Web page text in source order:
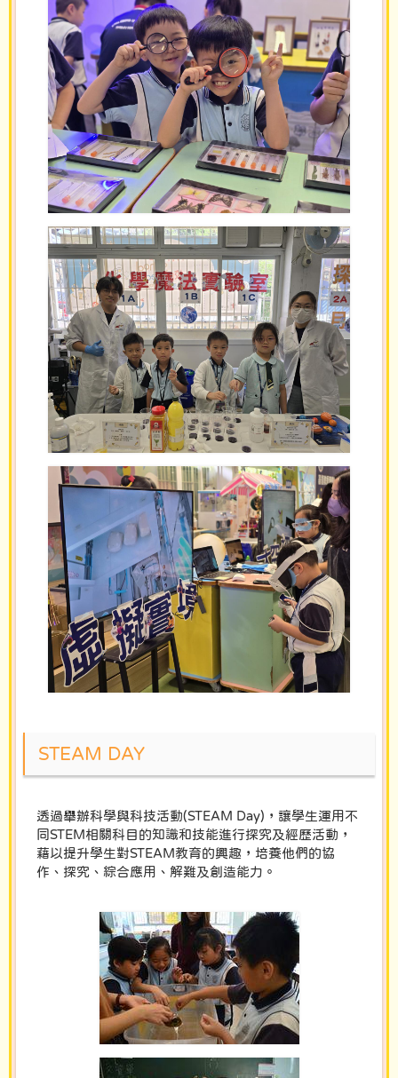
STEAM DAY
透過舉辦科學與科技活動(STEAM Day)，讓學生運用不
同STEM相關科目的知識和技能進行探究及經歷活動，
藉以提升學生對STEAM教育的興趣，培養他們的協
作、探究、綜合應用、解難及創造能力。